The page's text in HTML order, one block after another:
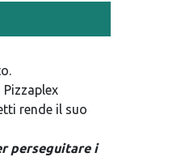
rende il suo
perseguitare i